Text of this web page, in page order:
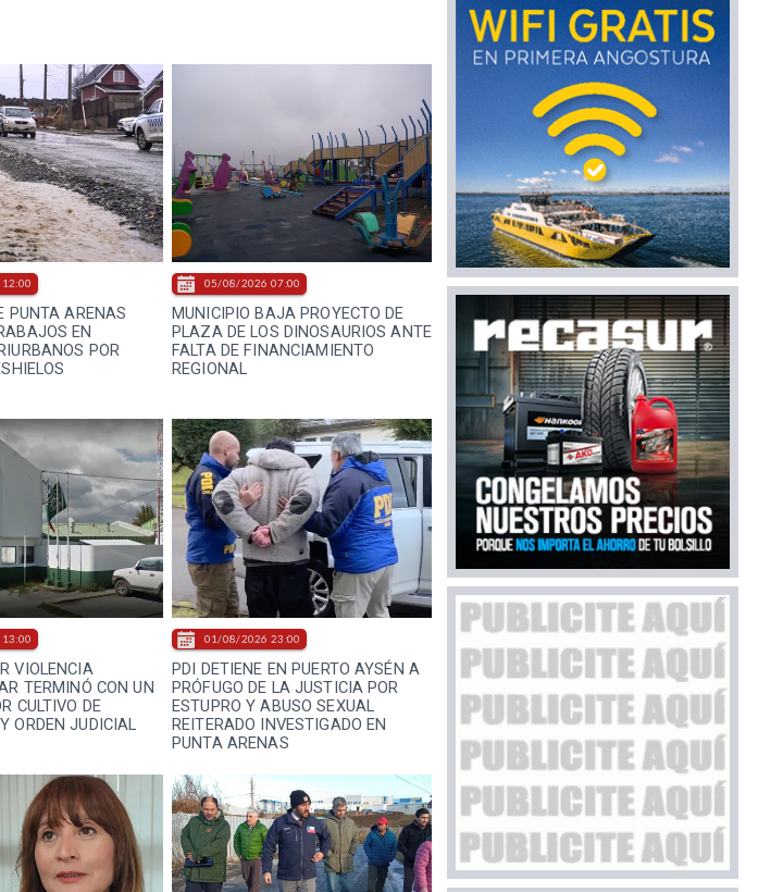
PUNTA ARENAS
EN
POR
MUNICIPIO BAJA PROYECTO DE
PLAZA DE LOS DINOSAURIOS ANTE
FALTA DE FINANCIAMIENTO
REGIONAL
05/08/2026 07:00
VIOLENCIA
TERMINÓ CON UN
CULTIVO DE
ORDEN JUDICIAL
PDI DETIENE EN PUERTO AYSÉN A
PRÓFUGO DE LA JUSTICIA POR
ESTUPRO Y ABUSO SEXUAL
REITERADO INVESTIGADO EN
PUNTA ARENAS
01/08/2026 23:00